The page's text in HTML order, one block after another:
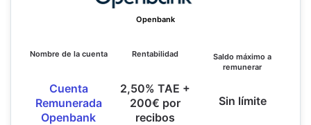
Openbank
Nombre de la cuenta
Cuenta
Remunerada
Openbank
Rentabilidad
2,50% TAE +
200€ por
recibos
Saldo máximo a
remunerar
Sin límite